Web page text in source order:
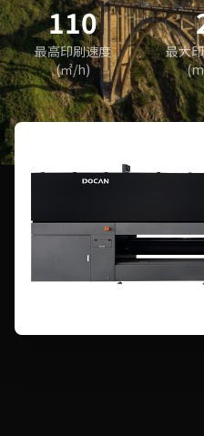
110
最高印刷速度
(㎡/h)
最大